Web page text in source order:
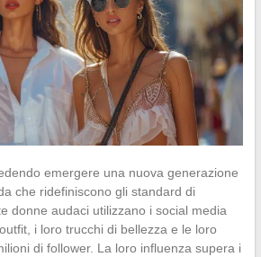
emergere una nuova generazione
che ridefiniscono gli standard di
donne audaci utilizzano i social media
i loro trucchi di bellezza e le loro
di follower. La loro influenza supera i